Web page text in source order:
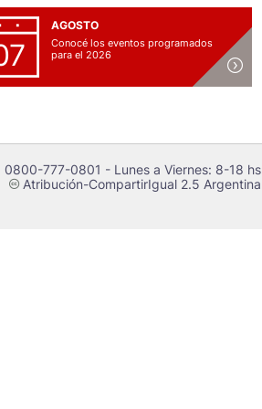
AGOSTO
Conocé los eventos programados
para el 2026
0800-777-0801 - Lunes a Viernes: 8-18 hs
cAtribución-CompartirIgual 2.5 Argentina